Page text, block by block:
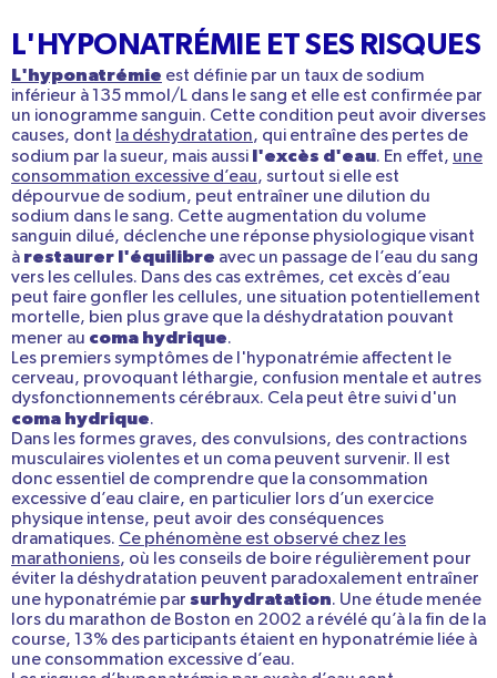
L'HYPONATRÉMIE ET SES RISQUES
L'hyponatrémie est définie par un taux de sodium
inférieur à 135 mmol/L dans le sang et elle est confirmée par
un ionogramme sanguin. Cette condition peut avoir diverses
causes, dont la déshydratation, qui entraîne des pertes de
sodium par la sueur, mais aussi l'excès d'eau. En effet, une
consommation excessive d’eau, surtout si elle est
dépourvue de sodium, peut entraîner une dilution du
sodium dans le sang. Cette augmentation du volume
sanguin dilué, déclenche une réponse physiologique visant
à restaurer l'équilibre avec un passage de l’eau du sang
vers les cellules. Dans des cas extrêmes, cet excès d’eau
peut faire gonfler les cellules, une situation potentiellement
mortelle, bien plus grave que la déshydratation pouvant
mener au coma hydrique.
Les premiers symptômes de l'hyponatrémie affectent le
cerveau, provoquant léthargie, confusion mentale et autres
dysfonctionnements cérébraux. Cela peut être suivi d'un
coma hydrique.
Dans les formes graves, des convulsions, des contractions
musculaires violentes et un coma peuvent survenir. Il est
donc essentiel de comprendre que la consommation
excessive d’eau claire, en particulier lors d’un exercice
physique intense, peut avoir des conséquences
dramatiques. Ce phénomène est observé chez les
marathoniens, où les conseils de boire régulièrement pour
éviter la déshydratation peuvent paradoxalement entraîner
une hyponatrémie par surhydratation. Une étude menée
lors du marathon de Boston en 2002 a révélé qu’à la fin de la
course, 13% des participants étaient en hyponatrémie liée à
une consommation excessive d’eau.